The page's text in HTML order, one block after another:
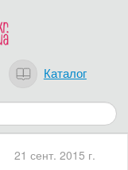
Каталог
21 сент. 2015 г.